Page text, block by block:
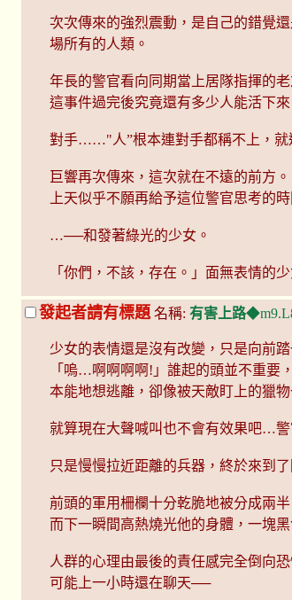
次次傳來的強烈震動，是自己的錯覺
場所有的人類。
年長的警官看向同期當上居隊指揮的
這事件過完後究竟還有多少人能活下
對手……"人”根本連對手都稱不上，就
巨響再次傳來，這次就在不遠的前方。
上天似乎不願再給予這位警官思考的
…──和發著綠光的少女。
「你們，不該，存在。」面無表情的
發起者請有標題 名稱: 有害上路
少女的表情還是沒有改變，只是向前
「嗚…啊啊啊啊!」誰起的頭並不重要
本能地想逃離，卻像被天敵盯上的獵
就算現在大聲喊叫也不會有效果吧…警
只是慢慢拉近距離的兵器，終於來到
前頭的軍用柵欄十分乾脆地被分成兩
而下一瞬間高熱燒光他的身體，一塊黑
人群的心理由最後的責任感完全倒向
可能上一小時還在聊天──